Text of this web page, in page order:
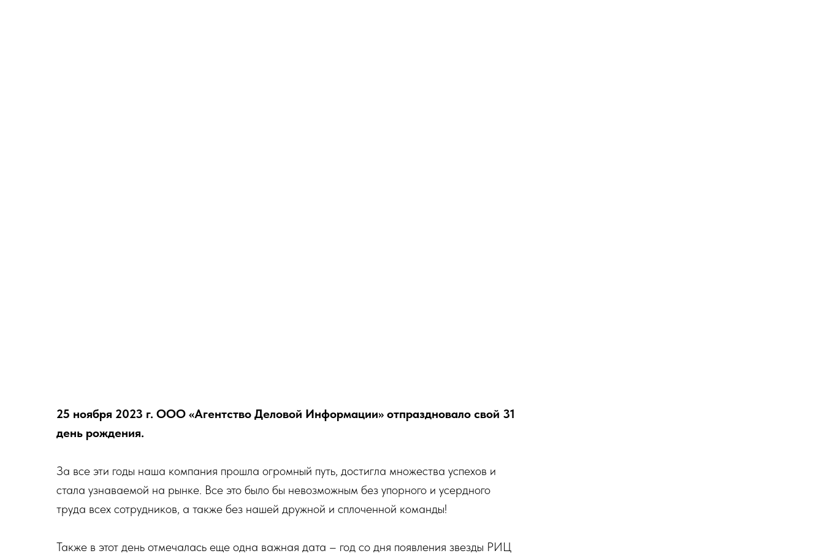
25 ноября 2023 г. ООО «Агентство Деловой Информации» отпраздновало свой 31
день рождения.
За все эти годы наша компания прошла огромный путь, достигла множества успехов и
стала узнаваемой на рынке. Все это было бы невозможным без упорного и усердного
труда всех сотрудников, а также без нашей дружной и сплоченной команды!
Также в этот день отмечалась еще одна важная дата – год со дня появления звезды РИЦ